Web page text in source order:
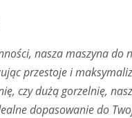
nasza maszyna do
przestoje i
czy dużą gorzelnię,
dopasowanie do